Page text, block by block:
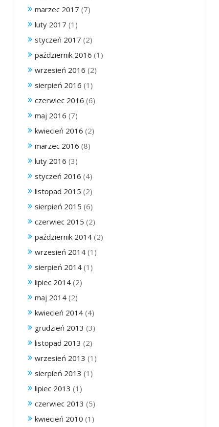
marzec 2017 (7)
luty 2017 (1)
styczeń 2017 (2)
październik 2016 (1)
wrzesień 2016 (2)
sierpień 2016 (1)
czerwiec 2016 (6)
maj 2016 (7)
kwiecień 2016 (2)
marzec 2016 (8)
luty 2016 (3)
styczeń 2016 (4)
listopad 2015 (2)
sierpień 2015 (6)
czerwiec 2015 (2)
październik 2014 (2)
wrzesień 2014 (1)
sierpień 2014 (1)
lipiec 2014 (2)
maj 2014 (2)
kwiecień 2014 (4)
grudzień 2013 (3)
listopad 2013 (2)
wrzesień 2013 (1)
sierpień 2013 (1)
lipiec 2013 (1)
czerwiec 2013 (5)
kwiecień 2010 (1)